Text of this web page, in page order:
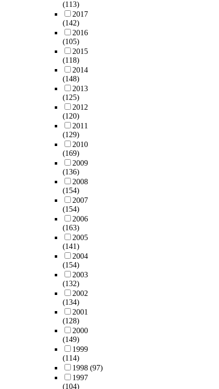
(113)
2017
(142)
2016
(105)
2015
(118)
2014
(148)
2013
(125)
2012
(120)
2011
(129)
2010
(169)
2009
(136)
2008
(154)
2007
(154)
2006
(163)
2005
(141)
2004
(154)
2003
(132)
2002
(134)
2001
(128)
2000
(149)
1999
(114)
1998 (97)
1997
(104)